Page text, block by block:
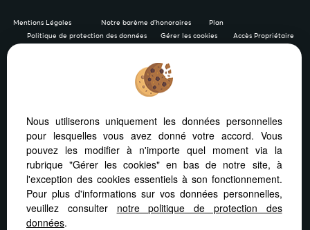
Mentions Légales Notre barème d'honoraires
Plan
Politique de protection des données
Gérer les cookies Accès Propriétaire
Afin de vous offrir un confort de lecture permanent, depuis
votre PC, votre tablette ou votre smartphone, notre site
s’adapte automatiquement aux différents types d'écrans
Logiciel de transaction
Nous utiliserons uniquement les données personnelles
pour lesquelles vous avez donné votre accord. Vous
pouvez les modifier à n'importe quel moment via la
rubrique "Gérer les cookies" en bas de notre site, à
l'exception des cookies essentiels à son fonctionnement.
Pour plus d'informations sur vos données personnelles,
veuillez consulter notre politique de protection des
données.